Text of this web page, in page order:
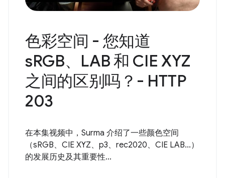
色彩空间 - 您知道
sRGB、LAB 和 CIE XYZ
之间的区别吗？- HTTP
203
在本集视频中，Surma 介绍了一些颜色空间
（sRGB、CIE XYZ、p3、rec2020、CIE LAB...）
的发展历史及其重要性...